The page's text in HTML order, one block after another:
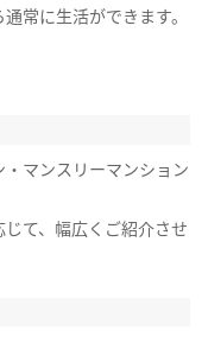
常に生活ができます。
マンスリーマンション
て、幅広くご紹介させ